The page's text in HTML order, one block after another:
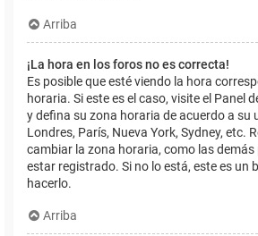
Arriba
¡La hora en los foros no es correcta!
Es posible que esté viendo la hora
horaria. Si este es el caso, visite el Panel
y defina su zona horaria de acuerdo a su
Londres, París, Nueva York, Sydney, etc.
cambiar la zona horaria, como las demás
estar registrado. Si no lo está, este es un
hacerlo.
Arriba